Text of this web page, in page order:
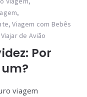
,
,Viagem com Bebês
Viajar de Avião
Por
viagem